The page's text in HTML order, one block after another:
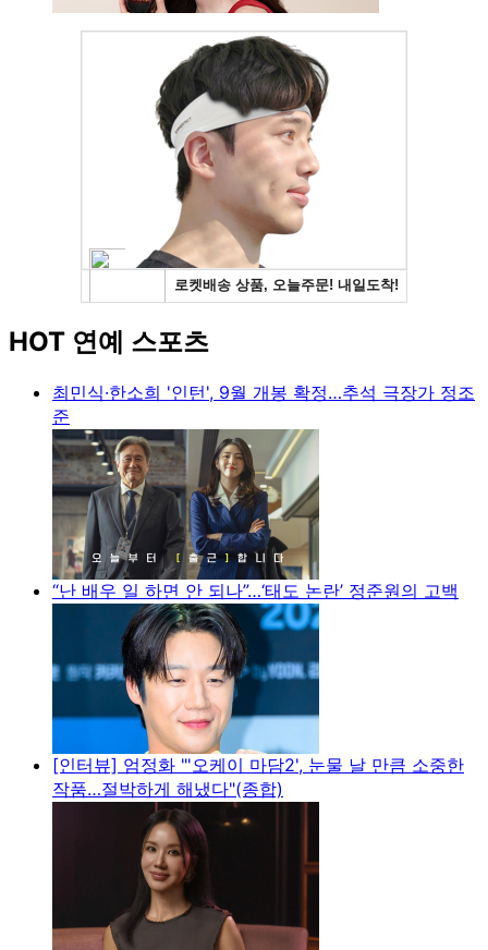
HOT 연예 스포츠
최민식·한소희 '인턴', 9월 개봉 확정…추석 극장가 정조
준
“난 배우 일 하면 안 되나”…‘태도 논란’ 정준원의 고백
[인터뷰] 엄정화 "'오케이 마담2', 눈물 날 만큼 소중한
작품…절박하게 해냈다"(종합)